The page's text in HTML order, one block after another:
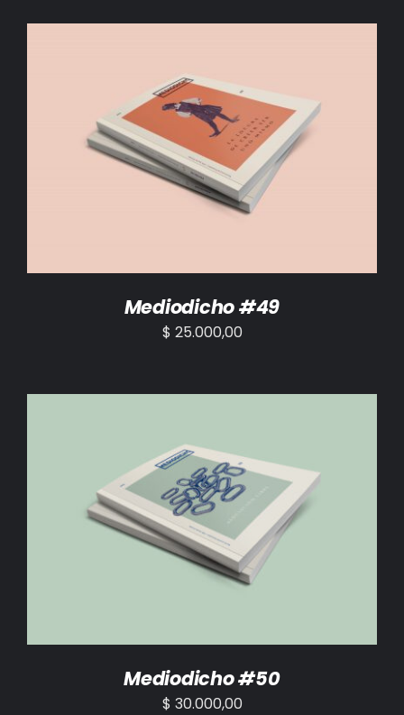
AÑADIR AL CARRITO / DETALLES
Mediodicho #49
$ 25.000,00
AÑADIR AL CARRITO DETALLES
Mediodicho #50
$ 30.000,00